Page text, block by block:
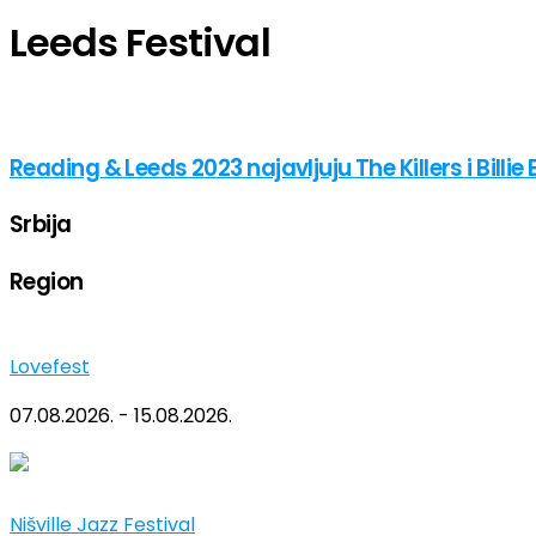
Leeds Festival
Reading & Leeds 2023 najavljuju The Killers i Billie
Srbija
Region
Lovefest
07.08.2026. - 15.08.2026.
Nišville Jazz Festival